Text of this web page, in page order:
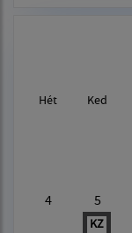
Hét Ked
4 5
KZ